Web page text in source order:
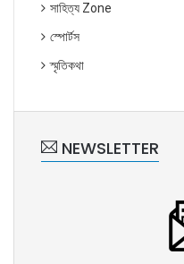
সাহিত্য Zone
স্পোর্টস
স্মৃতিকথা
NEWSLETTER